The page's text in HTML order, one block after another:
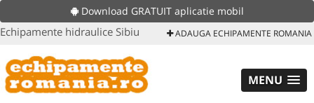
Download GRATUIT aplicatie mobil
Echipamente hidraulice Sibiu ADAUGA ECHIPAMENTE ROMANIA
MENU